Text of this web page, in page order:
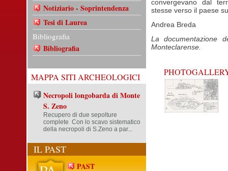
Notiziario - Soprintendenza
Tesi di Laurea
Bibliografia
Bibliografia
MAPPA SITI ARCHEOLOGICI
Necropoli longobarda di Monte
S. Zeno
Recupero di due sepolture
complete Con lo scavo sistematico
della necropoli di S.Zeno a par...
IL PAST
PAST
convergevano dal
stesse verso il paese
Andrea Breda
La documentazione
Monteclarense.